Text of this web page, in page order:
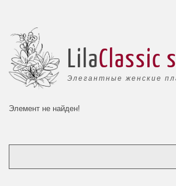
Элегантные женские
LilaClassic
Элемент не найден!